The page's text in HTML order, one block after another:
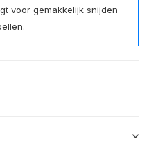
voor gemakkelijk snijden